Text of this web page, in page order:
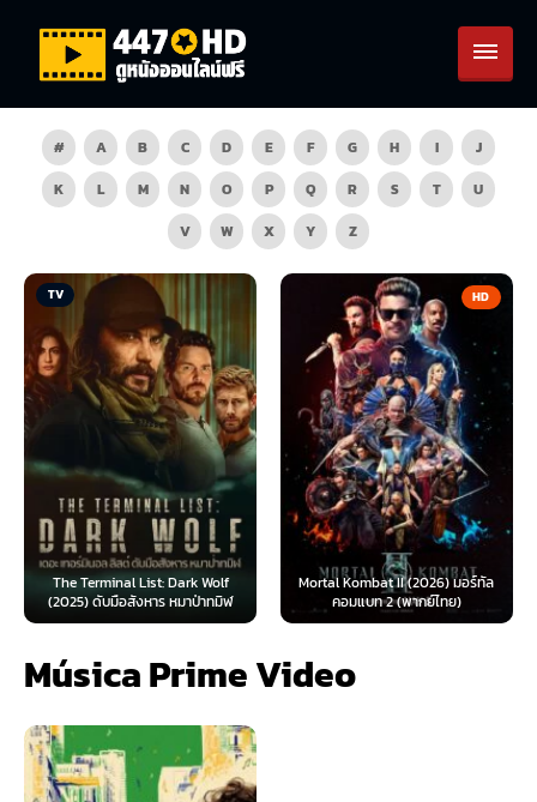
# A B C D E F G H I
J
K
L M N O P Q R S T
U
V
W X Y Z
TV
The Terminal List: Dark Wolf
(2025) ดับมือสังหาร หมาป่าทมิฬ
HD
Mortal Kombat II (2026) มอร์ทัล
คอมแบท 2 (พากย์ไทย)
Música Prime Video